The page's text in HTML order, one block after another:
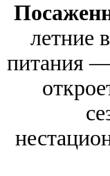
летние
питания —